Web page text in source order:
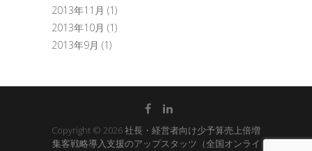
2013年11月 (1)
2013年10月 (1)
2013年9月 (1)
Copyright © 2026社長・経営者向け少予算売上倍増
集客戦略導入支援のアップスタッツ（全国オンライ